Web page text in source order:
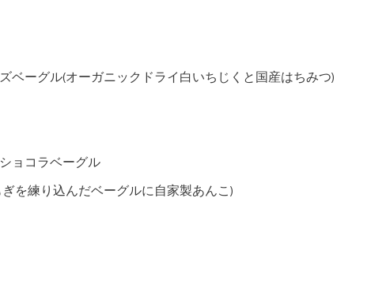
ベーグル(オーガニックドライ白いちじくと国産はちみつ)
ョコラベーグル
を練り込んだベーグルに自家製あんこ)